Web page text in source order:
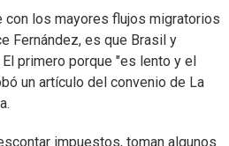
los mayores flujos migratorios
Fernández, es que Brasil y
primero porque "es lento y el
un artículo del convenio de La
impuestos, toman algunos